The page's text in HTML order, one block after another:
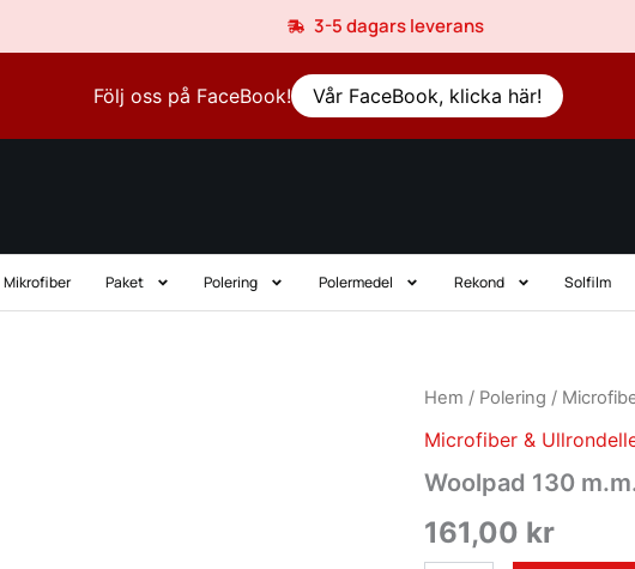
3-5 dagars leverans
Följ oss på FaceBook! Vår FaceBook, klicka här!
Mikrofiber Paket Polering Polermedel Rekond Solfilm
Hem / Polering /
Microfiber &
Woolpad 130
161,00 kr
Woolpad
m.m.